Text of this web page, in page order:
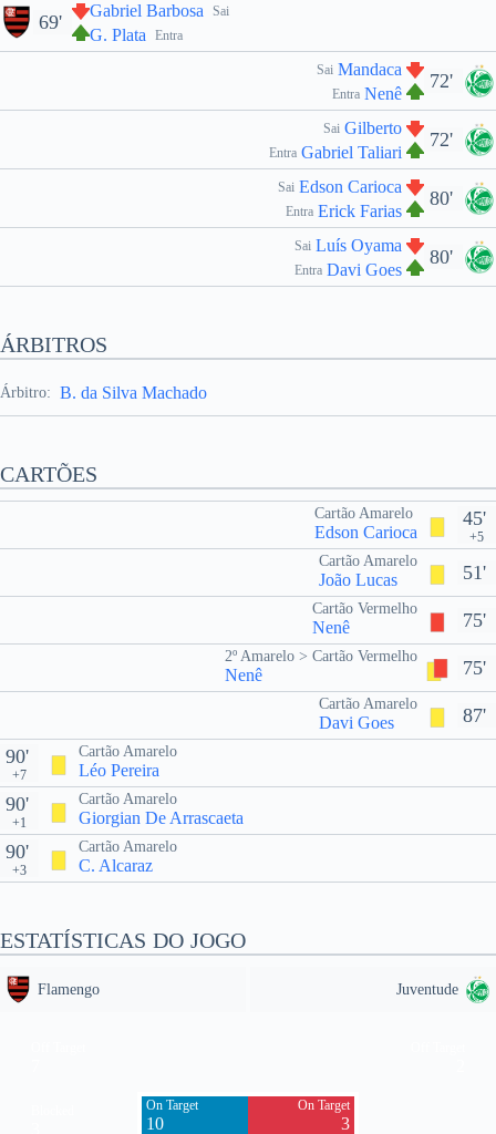
Sai
Gabriel Barbosa
Entra
G. Plata
69'
72'
Sai Mandaca
Entra Nenê
72'
Sai Gilberto
Entra Gabriel Taliari
80'
Sai Edson Carioca
Entra Erick Farias
80'
Sai Luís Oyama
Entra Davi Goes
ÁRBITROS
Árbitro: B. da Silva Machado
CARTÕES
45'
+5
Cartão Amarelo
Edson Carioca
51'
Cartão Amarelo
João Lucas
75'
Cartão Vermelho
Nenê
75'
2º Amarelo > Cartão Vermelho
Nenê
87'
Cartão Amarelo
Davi Goes
Cartão Amarelo
Léo Pereira
90'
+7
Cartão Amarelo
Giorgian De Arrascaeta
90'
+1
Cartão Amarelo
C. Alcaraz
90'
+3
ESTATÍSTICAS DO JOGO
Flamengo Juventude
On Target
10
On Target
3